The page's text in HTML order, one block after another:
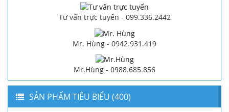
Tư vấn trực tuyến - 099.336.2442
Mr. Hùng - 0942.931.419
Mr.Hùng - 0988.685.856
SẢN PHẨM TIÊU BIỂU (400)